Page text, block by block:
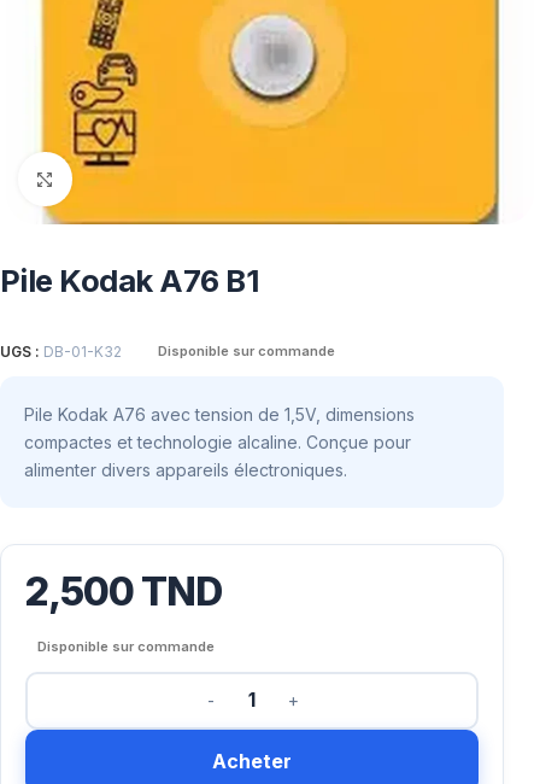
Click to enlarge
Pile Kodak A76 B1
UGS : DB-01-K32 Disponible sur commande
Pile Kodak A76 avec tension de 1,5V, dimensions
compactes et technologie alcaline. Conçue pour
alimenter divers appareils électroniques.
2,500TND
Disponible sur commande
Acheter